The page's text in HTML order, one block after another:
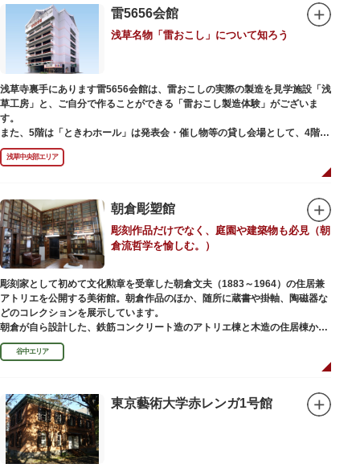
雷5656会館
浅草名物「雷おこし」について知ろう
浅草寺裏手にあります雷5656会館は、雷おこしの実際の製造を見学施設「浅
草工房」と、ご自分で作ることができる「雷おこし製造体験」がございま
す。
また、5階は「ときわホール」は発表会・催し物等の貸し会場として、4階は
打合せなどでご利用いただける「貸しスペース」がございます。
浅草中央部エリア
朝倉彫塑館
彫刻作品だけでなく、庭園や建築物も必見（朝
倉流哲学を愉しむ。）
彫刻家として初めて文化勲章を受章した朝倉文夫（1883～1964）の住居兼
アトリエを公開する美術館。朝倉作品のほか、随所に蔵書や掛軸、陶磁器な
どのコレクションを展示しています。
朝倉が自ら設計した、鉄筋コンクリート造のアトリエ棟と木造の住居棟から
なる建物は、異なる素材が違和感なく調和しています。広く門戸を開放し弟
子を育成した「朝倉彫塑塾」の教育の場としても使われました。巨石と樹木
が濃密な空間を作り出す「五典の池」を中心とした中庭、日本における屋上
この建物に色濃く反映されています。
彫刻作品や芸術品を鑑賞する美術館という側面だけでなく、庭園や建築の価
値も感じられる施設です。朝倉の芸術思想の特質である自然観を表す庭園
は、その芸術上・観賞上の価値が評価され、敷地全体が「旧朝倉文夫氏庭
園」として国の名勝に指定されています。
谷中エリア
東京藝術大学赤レンガ1号館